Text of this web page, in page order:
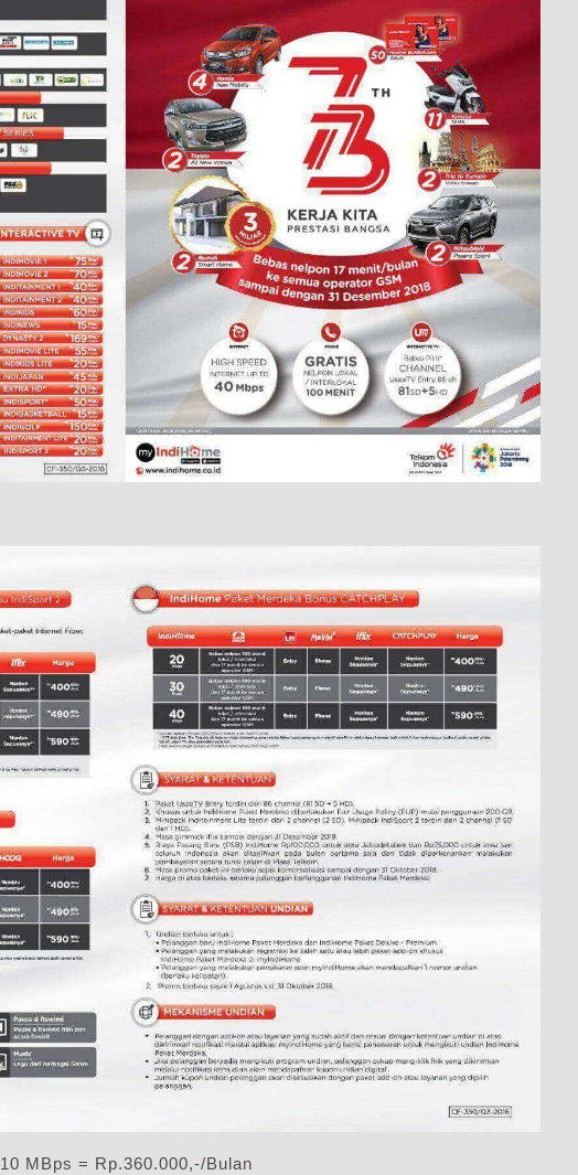
10 MBps = Rp.360.000,-/Bulan